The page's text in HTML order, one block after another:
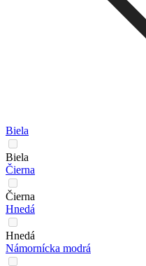
Biela
Biela
Čierna
Čierna
Hnedá
Hnedá
Námornícka modrá